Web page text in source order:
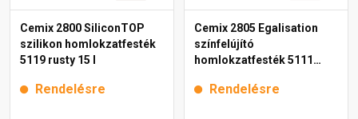
Cemix 2800 SiliconTOP
szilikon homlokzatfesték
5119 rusty 15 l
Rendelésre
Cemix 2805 Egalisation
színfelújító
homlokzatfesték 5111
Rendelésre